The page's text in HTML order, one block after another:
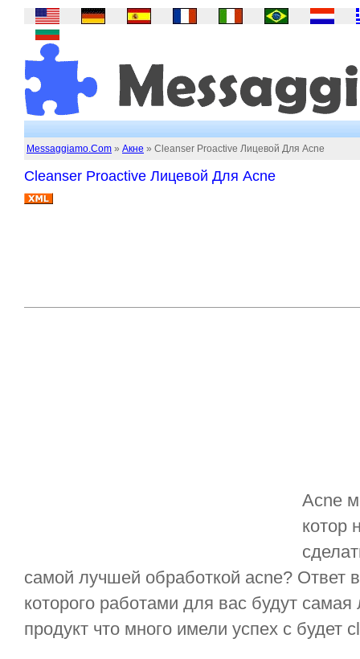
Messaggiamo.Com » Акне » Cleanser Proactive Лицевой Для Acne
Cleanser Proactive Лицевой Для Acne
Acne
котор
самой лучшей обработкой acne? Ответ
которого работами для вас будут
продукт что много имели успех с